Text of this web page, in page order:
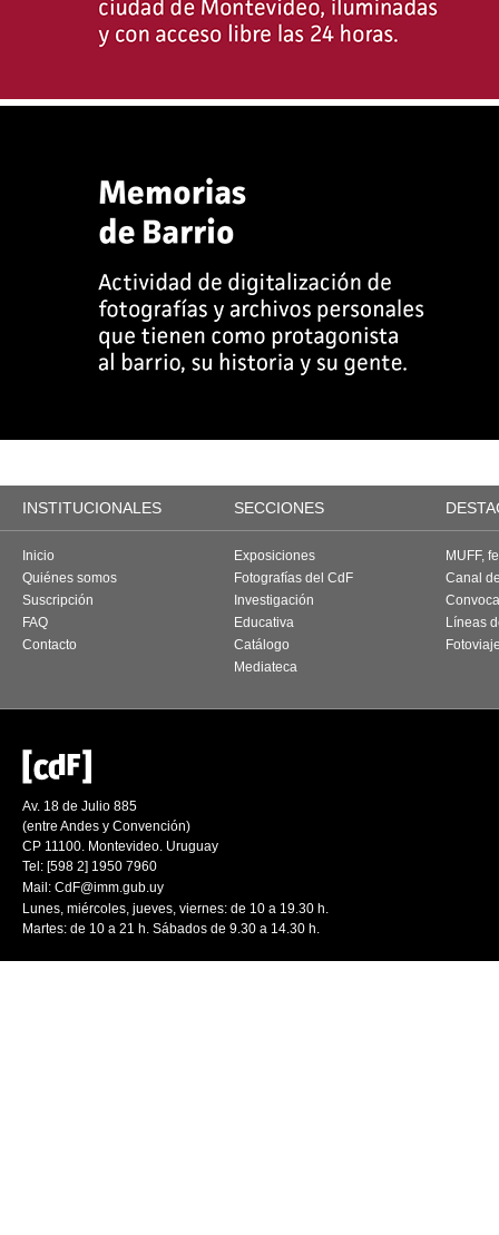
INSTITUCIONALES SECCIONES
Inicio
Quiénes somos
Suscripción
FAQ
Contacto
Exposiciones
Fotografías del CdF
Investigación
Educativa
Catálogo
Mediateca
MUFF,
Canal
Líneas
Av. 18 de Julio 885
(entre Andes y Convención)
CP 11100. Montevideo. Uruguay
Tel: [598 2] 1950 7960
Mail: CdF@imm.gub.uy
Lunes, miércoles, jueves, viernes: de 10 a 19.30 h.
Martes: de 10 a 21 h. Sábados de 9.30 a 14.30 h.